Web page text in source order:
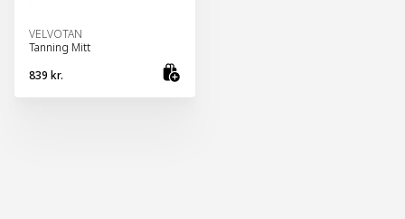
VELVOTAN
Tanning Mitt
839 kr.
Bæta við körfu